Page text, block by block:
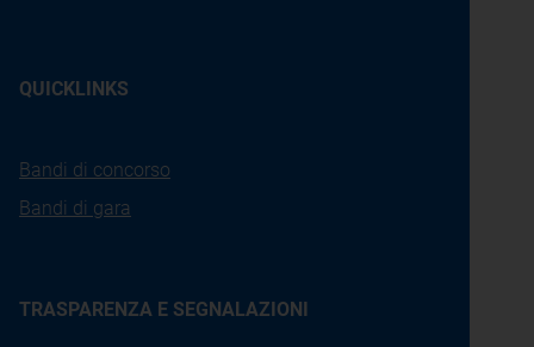
QUICKLINKS
Bandi di concorso
Bandi di gara
TRASPARENZA E SEGNALAZIONI